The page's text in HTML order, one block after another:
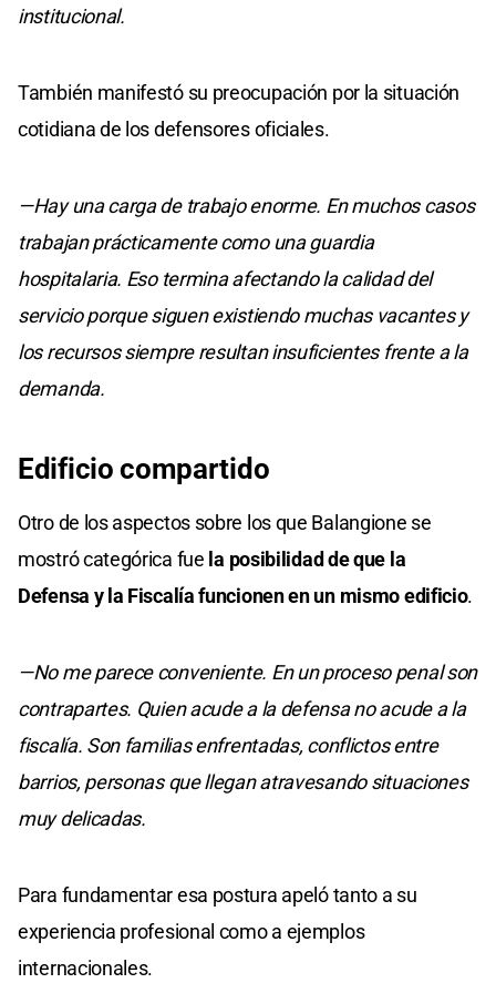
institucional.
También manifestó su preocupación por la situación
cotidiana de los defensores oficiales.
—Hay una carga de trabajo enorme. En muchos casos
trabajan prácticamente como una guardia
hospitalaria. Eso termina afectando la calidad del
servicio porque siguen existiendo muchas vacantes y
los recursos siempre resultan insuficientes frente a la
demanda.
Edificio compartido
Otro de los aspectos sobre los que Balangione se
mostró categórica fue la posibilidad de que la
Defensa y la Fiscalía funcionen en un mismo edificio.
—No me parece conveniente. En un proceso penal son
contrapartes. Quien acude a la defensa no acude a la
fiscalía. Son familias enfrentadas, conflictos entre
barrios, personas que llegan atravesando situaciones
muy delicadas.
Para fundamentar esa postura apeló tanto a su
experiencia profesional como a ejemplos
internacionales.